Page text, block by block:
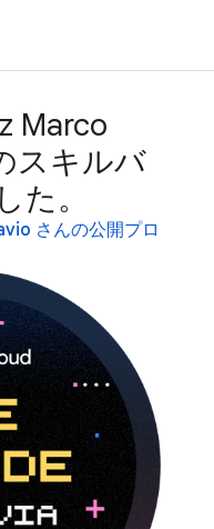
Marco
スキルバ
た。
さんの公開プロ